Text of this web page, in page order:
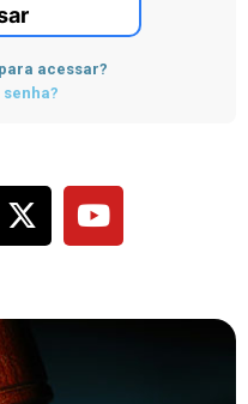
acessar?
senha?